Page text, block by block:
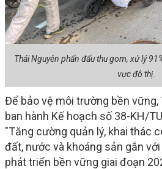
Thái Nguyên phấn đấu thu gom, xử lý
vực đô thị.
Để bảo vệ môi trường bền vững,
ban hành Kế hoạch số 38-KH/
"Tăng cường quản lý, khai thác
đất, nước và khoáng sản gắn
phát triển bền vững giai đoạn